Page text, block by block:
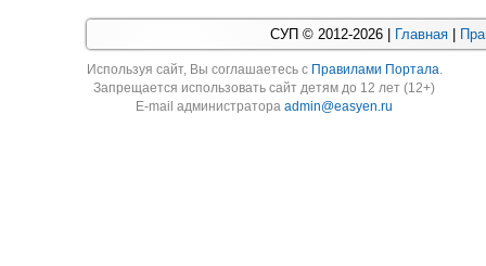
СУП © 2012-2026 | Главная
Используя cайт, Вы соглашаетесь с Правилами Портала.
Запрещается использовать сайт детям до 12 лет (12+)
E-mail администратораadmin@easyen.ru